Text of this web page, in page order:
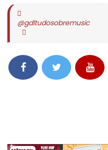
@gdltudosobremusic